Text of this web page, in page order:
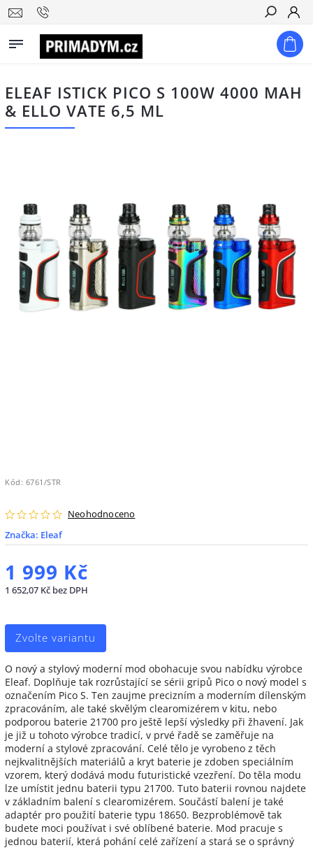
Hledat
ELEAF ISTICK PICO S 100W 4000 MAH
& ELLO VATE 6,5 ML
Kód: 6761/STR
Neohodnoceno
Značka: Eleaf
1 999 Kč
1 652,07 Kč bez DPH
Zvolte variantu
O nový a stylový moderní mod obohacuje svou nabídku výrobce
Eleaf. Doplňuje tak rozrůstající se sérii gripů Pico o nový model s
označením Pico S. Ten zaujme precizním a moderním dílenským
zpracováním, ale také skvělým clearomizérem v kitu, nebo
podporou baterie 21700 pro ještě lepší výsledky při žhavení. Jak
je již u tohoto výrobce tradicí, v prvé řadě se zaměřuje na
moderní a stylové zpracování. Celé tělo je vyrobeno z těch
nejkvalitnějších materiálů a kryt baterie je zdoben speciálním
vzorem, který dodává modu futuristické vzezření. Do těla modu
lze umístit jednu baterii typu 21700. Tuto baterii rovnou najdete
v základním balení s clearomizérem. Součástí balení je také
adaptér pro použití baterie typu 18650. Bezproblémově tak
budete moci používat i své oblíbené baterie. Mod pracuje s
jednou baterií, která pohání celé zařízení a stará se o správný